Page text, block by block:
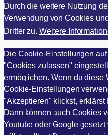
Durch die weitere Nutzung
Verwendung von Cookies
Dritter zu. Weitere
Die Cookie-Einstellungen
"Cookies zulassen"
ermöglichen. Wenn du diese
Cookie-Einstellungen
"Akzeptieren" klickst, erklärst
Dann können auch Cookies
Youtube oder Google